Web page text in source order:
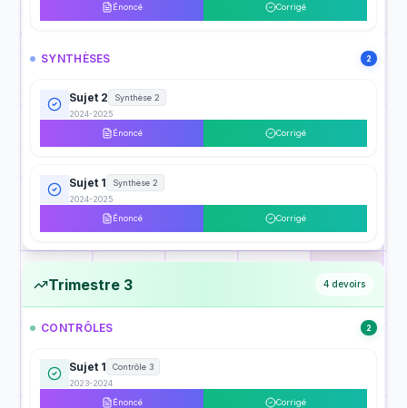
Énoncé
Corrigé
SYNTHÈSES 2
Sujet 2
Synthèse 2
2024-2025
Énoncé
Corrigé
Sujet 1
Synthèse 2
2024-2025
Énoncé
Corrigé
Trimestre 3 4 devoirs
CONTRÔLES 2
Sujet 1
Contrôle 3
2023-2024
Énoncé
Corrigé